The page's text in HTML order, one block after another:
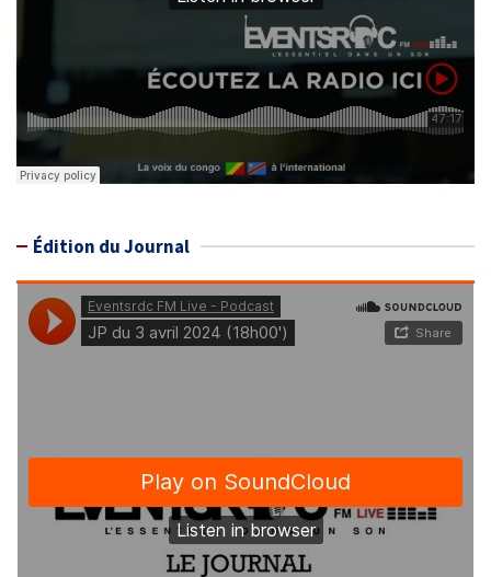
Édition du Journal